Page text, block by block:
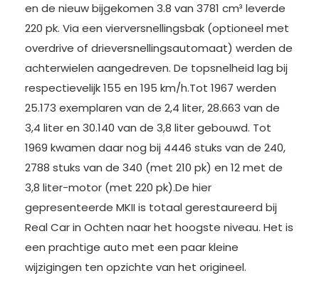
en de nieuw bijgekomen 3.8 van 3781 cm³ leverde
220 pk. Via een vierversnellingsbak (optioneel met
overdrive of drieversnellingsautomaat) werden de
achterwielen aangedreven. De topsnelheid lag bij
respectievelijk 155 en 195 km/h.Tot 1967 werden
25.173 exemplaren van de 2,4 liter, 28.663 van de
3,4 liter en 30.140 van de 3,8 liter gebouwd. Tot
1969 kwamen daar nog bij 4446 stuks van de 240,
2788 stuks van de 340 (met 210 pk) en 12 met de
3,8 liter-motor (met 220 pk).De hier
gepresenteerde MKII is totaal gerestaureerd bij
Real Car in Ochten naar het hoogste niveau. Het is
een prachtige auto met een paar kleine
wijzigingen ten opzichte van het origineel.